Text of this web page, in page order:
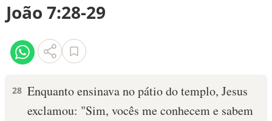
NOVO TESTAMENTO
VERSÍCULOS
PALAVRA DO DIA
João 7:28-29
28 Enquanto ensinava no pátio do templo, Jesus
exclamou: "Sim, vocês me conhecem e sabem